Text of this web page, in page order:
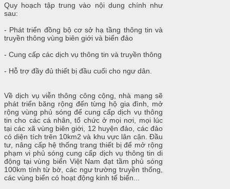
Quy hoạch tập trung vào nội dung chính như
sau:
- Phát triển đồng bộ cơ sở hạ tầng thông tin và
truyền thông vùng biên giới và biển đảo
- Cung cấp các dịch vụ thông tin và truyền thông
- Hỗ trợ đầy đủ thiết bị đầu cuối cho ngư dân.
Về dịch vụ viễn thông công cộng, nhà mạng sẽ
phát triển băng rộng đến từng hộ gia đình, mở
rộng vùng phủ sóng để cung cấp dịch vụ thông
tin cho các cá nhân, tổ chức ở mọi nơi, mọi lúc
tại các xã vùng biên giới, 12 huyện đảo, các đảo
có diện tích trên 10km2 và khu vực lân cận. Đầu
tư, nâng cấp hệ thống trang thiết bị để mở rộng
phạm vi phủ sóng cung cấp dịch vụ thông tin di
động tại vùng biển Việt Nam đạt tầm phủ sóng
100km tính từ bờ, các ngư trường truyền thống,
các vùng biển có hoạt động kinh tế biển...